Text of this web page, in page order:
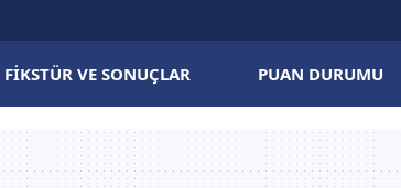
FIKSTÜR VE SONUÇLAR PUAN DURUMU